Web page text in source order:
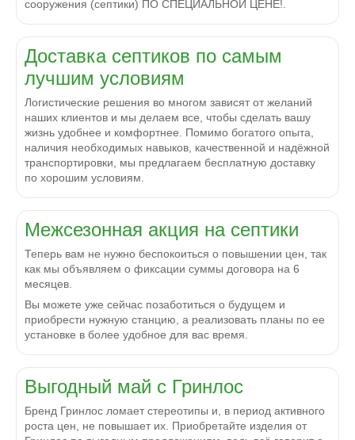
сооружения (септики) ПО СПЕЦИАЛЬНОЙ ЦЕНЕ!.
Доставка септиков по самым
лучшим условиям
Логистические решения во многом зависят от желаний
наших клиентов и мы делаем все, чтобы сделать вашу
жизнь удобнее и комфортнее. Помимо богатого опыта,
наличия необходимых навыков, качественной и надёжной
транспортировки, мы предлагаем бесплатную доставку
по хорошим условиям.
Межсезонная акция на септики
Теперь вам не нужно беспокоиться о повышении цен, так
как мы объявляем о фиксации суммы договора на 6
месяцев.
Вы можете уже сейчас позаботиться о будущем и
приобрести нужную станцию, а реализовать планы по ее
установке в более удобное для вас время.
Выгодный май с Гринлос
Бренд Гринлос ломает стереотипы и, в период активного
роста цен, не повышает их. Приобретайте изделия от